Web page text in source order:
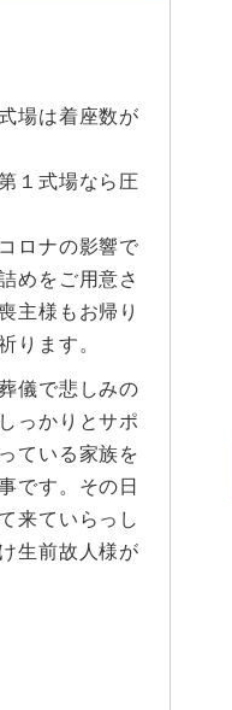
場は着座数が
１式場なら圧
ロナの影響で
めをご用意さ
主様もお帰り
ります。
儀で悲しみの
っかりとサポ
ている家族を
です。その日
来ていらっし
生前故人様が